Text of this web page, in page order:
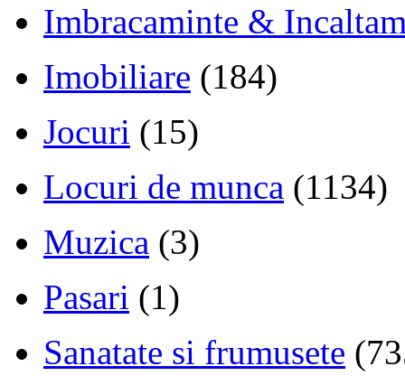
Imbracaminte &
Imobiliare (184)
Jocuri (15)
Locuri de munca (1134)
Muzica (3)
Pasari (1)
Sanatate si frumusete